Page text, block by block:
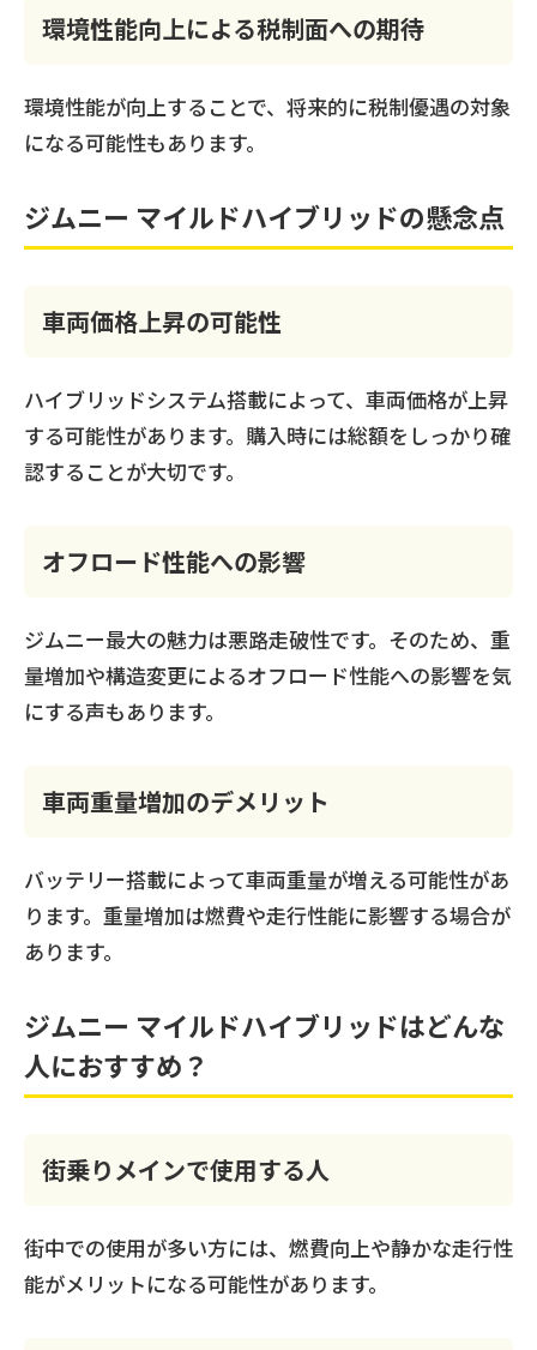
環境性能向上による税制面への期待
環境性能が向上することで、将来的に税制優遇の対象
になる可能性もあります。
ジムニー マイルドハイブリッドの懸念点
車両価格上昇の可能性
ハイブリッドシステム搭載によって、車両価格が上昇
する可能性があります。購入時には総額をしっかり確
認することが大切です。
オフロード性能への影響
ジムニー最大の魅力は悪路走破性です。そのため、重
量増加や構造変更によるオフロード性能への影響を気
にする声もあります。
車両重量増加のデメリット
バッテリー搭載によって車両重量が増える可能性があ
ります。重量増加は燃費や走行性能に影響する場合が
あります。
ジムニー マイルドハイブリッドはどんな
人におすすめ？
街乗りメインで使用する人
街中での使用が多い方には、燃費向上や静かな走行性
能がメリットになる可能性があります。